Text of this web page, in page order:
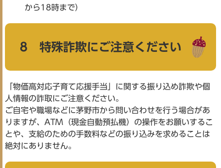
から18時まで）
8 特殊詐欺にご注意ください
「物価高対応子育て応援手当」に関する振り込め詐欺や個
人情報の詐取にご注意ください。
ご自宅や職場などに茅野市から問い合わせを行う場合があ
りますが、ATM（現金自動預払機）の操作をお願いするこ
とや、支給のための手数料などの振り込みを求めることは
絶対にありません。